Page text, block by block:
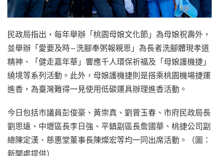
民政局指出，每年舉辦「桃園母娘文化節」為母娘祝壽外，
並舉辦「愛要及時—洗腳奉粥報親恩」為長者洗腳體現孝道
精神、「健走嘉年華」響應千人環保祈福及「母娘護機捷」
繞境等系列活動。此外，母娘護機捷則是搭乘桃園機場捷運
進香，為臺灣難得一見使用低碳運具辦理進香活動。
今日包括市議員彭俊豪、黃崇真、劉曾玉春、市府民政局長
劉思遠、中壢區長李日強、平鎮副區長詹國華、桃捷公司副
總陳定漢、慈惠堂董事長陳燦宏等均一同出席活動。（圖：
新聞處提供）